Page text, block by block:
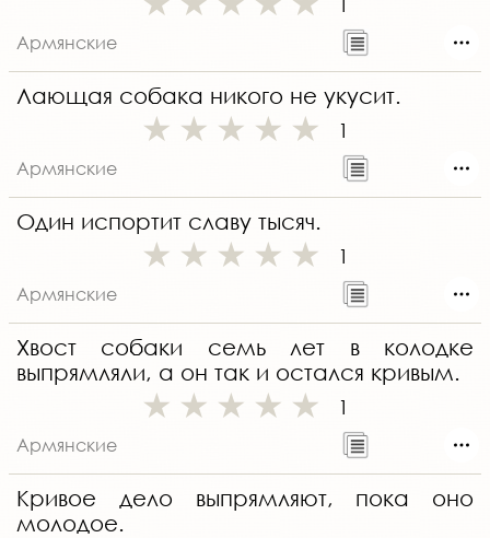
Армянские
Лающая собака никого не укусит.
1
Армянские
Один испортит славу тысяч.
1
Армянские
Хвост собаки семь лет в колодке
выпрямляли, а он так и остался кривым.
1
Армянские
Кривое дело выпрямляют, пока оно
молодое.